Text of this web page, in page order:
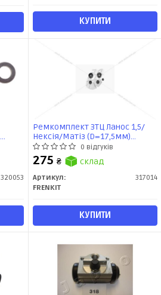
КУПИТИ
320053
Ремкомплект ЗТЦ Ланос 1,5/
Нексія/Матіз (D=17,5мм)
Frenkit
0 відгуків
275 ₴ склад
Артикул:
317014
FRENKIT
КУПИТИ